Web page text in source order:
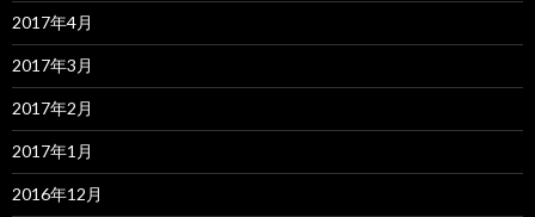
2017年4月
2017年3月
2017年2月
2017年1月
2016年12月